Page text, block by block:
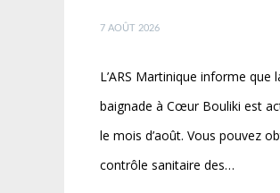
7 AOÛT 2026
L’ARS Martinique informe que
baignade à Cœur Bouliki est
le mois d’août. Vous pouvez
contrôle sanitaire des…